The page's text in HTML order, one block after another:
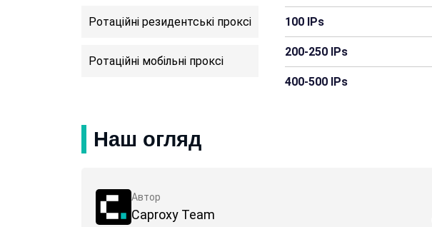
Ротаційні резидентські проксі
Ротаційні мобільні проксі
100 IPs
200-250 IPs
400-500 IPs
Наш огляд
Автор
Caproxy Team